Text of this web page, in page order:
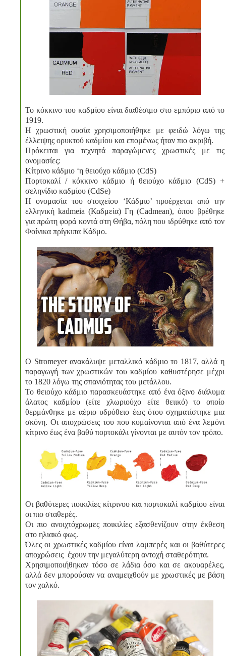
Το κόκκινο του καδμίου είναι διαθέσιμο στο εμπόριο από το
1919.
Η χρωστική ουσία χρησιμοποιήθηκε με φειδώ λόγω της
έλλειψης ορυκτού καδμίου και επομένως ήταν πιο ακριβή.
Πρόκειται για τεχνητά παραγώμενες χρωστικές με τις
ονομασίες:
Κίτρινο κάδμιο ‘η θειούχο κάδμιο (CdS)
Πορτοκαλί / κόκκινο κάδμιο ή θειούχο κάδμιο (CdS) +
σεληνίδιο καδμίου (CdSe)
Η ονομασία του στοιχείου ‘Κάδμιο’ προέρχεται από την
ελληνική kadmeia (Καδμεία) Γη (Cadmean), όπου βρέθηκε
για πρώτη φορά κοντά στη Θήβα, πόλη που ιδρύθηκε από τον
Φοίνικα πρίγκιπα Κάδμο.
Ο Stromeyer ανακάλυψε μεταλλικό κάδμιο το 1817, αλλά η
παραγωγή των χρωστικών του καδμίου καθυστέρησε μέχρι
το 1820 λόγω της σπανιότητας του μετάλλου.
Το θειούχο κάδμιο παρασκευάστηκε από ένα όξινο διάλυμα
άλατος καδμίου (είτε χλωριούχο είτε θειικό) το οποίο
θερμάνθηκε με αέριο υδρόθειο έως ότου σχηματίστηκε μια
σκόνη. Οι αποχρώσεις του που κυμαίνονται από ένα λεμόνι
κίτρινο έως ένα βαθύ πορτοκάλι γίνονται με αυτόν τον τρόπο.
Οι βαθύτερες ποικιλίες κίτρινου και πορτοκαλί καδμίου είναι
οι πιο σταθερές.
Οι πιο ανοιχτόχρωμες ποικιλίες εξασθενίζουν στην έκθεση
στο ηλιακό φως.
Όλες οι χρωστικές καδμίου είναι λαμπερές και οι βαθύτερες
αποχρώσεις έχουν την μεγαλύτερη αντοχή σταθερότητα.
Χρησιμοποιήθηκαν τόσο σε λάδια όσο και σε ακουαρέλες,
αλλά δεν μπορούσαν να αναμειχθούν με χρωστικές με βάση
τον χαλκό.